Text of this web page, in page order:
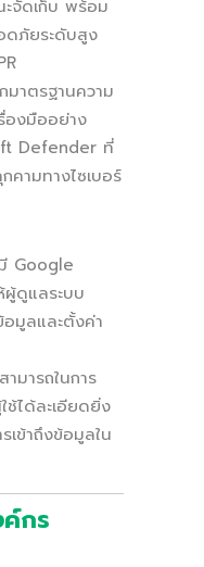
จัดเก็บ พร้อม
ดภัยระดับสูง
มาตรฐานความ
องมืออย่าง
Defender ที่
ามทางไซเบอร์
Google
ดูแลระบบ
อมูลและตั้งค่า
ามารถในการ
ช้ได้ละเอียดยิ่ง
เข้าถึงข้อมูลใน
ค์กร